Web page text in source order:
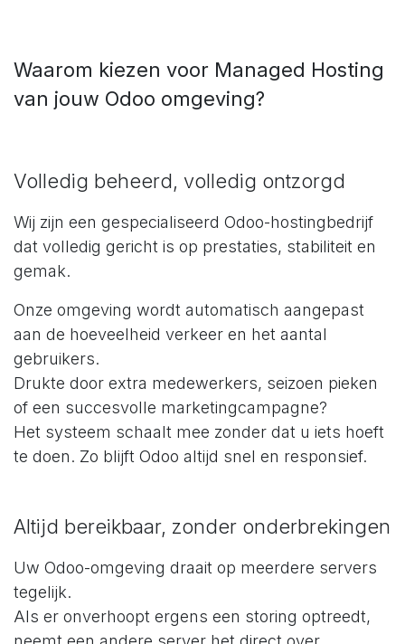
Waarom kiezen voor Managed Hosting
van jouw Odoo omgeving?
Volledig beheerd, volledig ontzorgd
Wij zijn een gespecialiseerd Odoo-hostingbedrijf
dat volledig gericht is op prestaties, stabiliteit en
gemak.
Onze omgeving wordt automatisch aangepast
aan de hoeveelheid verkeer en het aantal
gebruikers.
Drukte door extra medewerkers, seizoen pieken
of een succesvolle marketingcampagne?
Het systeem schaalt mee zonder dat u iets hoeft
te doen. Zo blijft Odoo altijd snel en responsief.
Altijd bereikbaar, zonder onderbrekingen
Uw Odoo-omgeving draait op meerdere servers
tegelijk.
Als er onverhoopt ergens een storing optreedt,